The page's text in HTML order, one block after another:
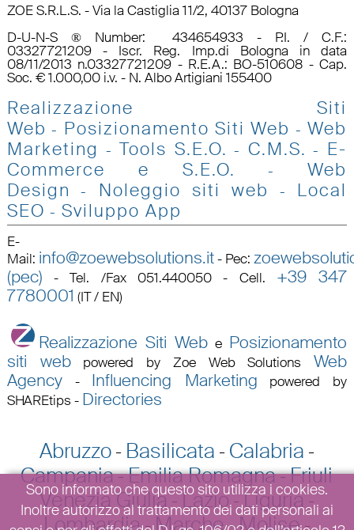
ZOE S.R.L.S. - Via la Castiglia 11/2, 40137 Bologna
D-U-N-S ® Number: 434654933 - P.I. / C.F.:
03327721209 - Iscr. Reg. Imp.di Bologna in data
08/11/2013 n.03327721209 - R.E.A.: BO-510608 - Cap.
Soc. € 1.000,00 i.v. - N. Albo Artigiani 155400
Realizzazione Siti
Web - Posizionamento Siti Web -Web
Marketing - Tools S.E.O. - C.M.S. - E-
Commerce e S.E.O.
-Web
Design
- Noleggio siti web - Local
SEO - Sviluppo App
E-
Mail: info@zoewebsolutions.it- Pec:
(pec) -Tel. /Fax 051.440050 - Cell. +39 347
7780001 (IT / EN)
Realizzazione Siti Web e Posizionamento
siti webpowered by Zoe Web SolutionsWeb
Agency- Influencing Marketing powered by
SHAREtips - Directories
Abruzzo- Basilicata - Calabria -
Campania-Emilia Romagna-Friuli
Venezia Giulia-Lazio-Liguria-
Lombardia Marche Molise
Sono informato che questo sito utilizza i cookies.
Inoltre autorizzo al trattamento dei dati personali ai